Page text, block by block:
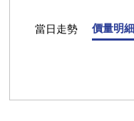
當日走勢 價量明細